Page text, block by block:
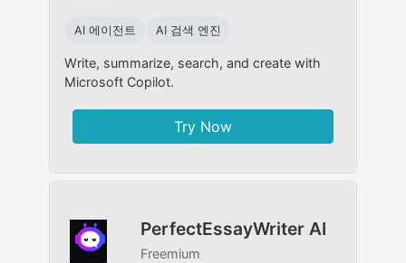
AI 에이전트 AI 검색 엔진
Write, summarize, search, and create with
Microsoft Copilot.
Try Now
PerfectEssayWriter AI
Freemium